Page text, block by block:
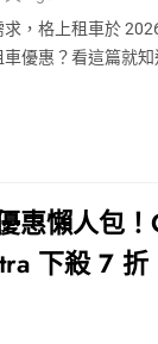
，格上租車於
車優惠？看這篇就
惠懶人包
下殺 7 折